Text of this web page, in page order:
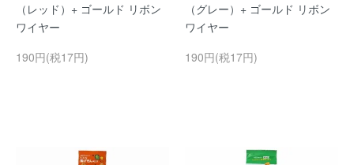
（レッド）+ ゴールド リボン
ワイヤー
190円(税17円)
（グレー）+ ゴールド リボン
ワイヤー
190円(税17円)